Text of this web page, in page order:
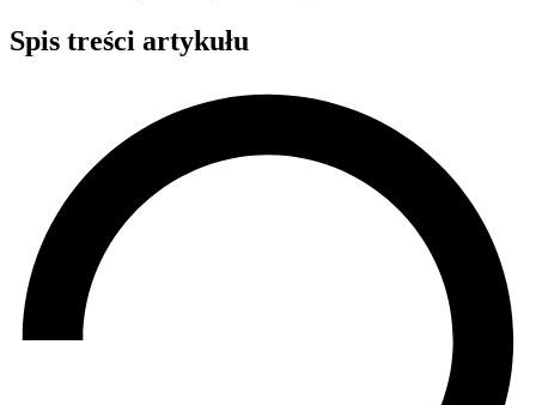
Spis treści artykułu